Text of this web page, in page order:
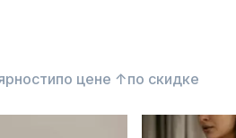
по цене ↑по скидке